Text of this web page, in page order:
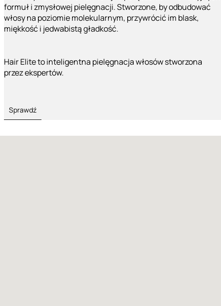
formuł i zmysłowej pielęgnacji. Stworzone, by odbudować
włosy na poziomie molekularnym, przywrócić im blask,
miękkość i jedwabistą gładkość.
Hair Elite to inteligentna pielęgnacja włosów stworzona
przez ekspertów.
Sprawdź